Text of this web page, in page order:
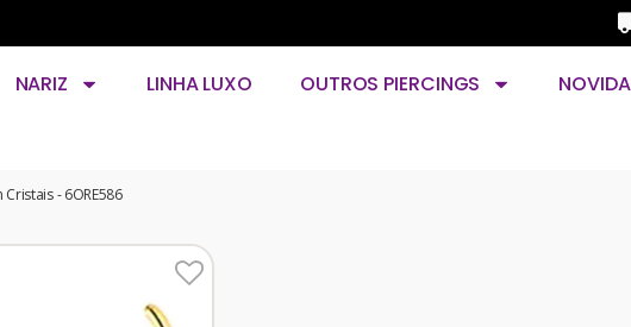
NARIZ LINHA LUXO OUTROS PIERCINGS
- 6ORE586